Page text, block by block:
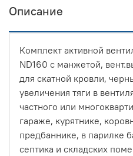
Описание
Комплект активной
ND160 с манжетой,
для скатной кровли,
увеличения тяги в
частного или
гараже, курятнике,
предбаннике, в парилке
септика и складских